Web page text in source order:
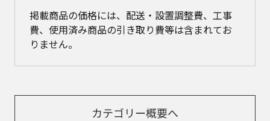
掲載商品の価格には、配送・設置調整費、工事
費、使用済み商品の引き取り費等は含まれてお
りません。
カテゴリー概要へ